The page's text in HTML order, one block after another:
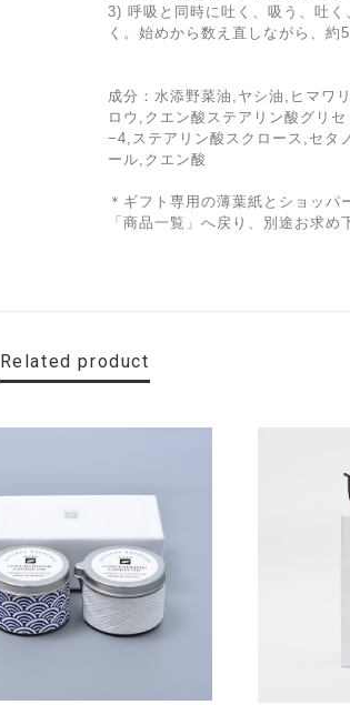
3) 呼吸と同時に吐く、吸う、吐
く。始めから数え直しながら、約
成分：水添野菜油,ヤシ油,ヒマワ
ロウ,クエン酸ステアリン酸グリ
−4,ステアリン酸スクロース,セタ
ール,クエン酸
＊ギフト専用の薄葉紙とショッ
「商品一覧」へ戻り、別途お求め
Related product